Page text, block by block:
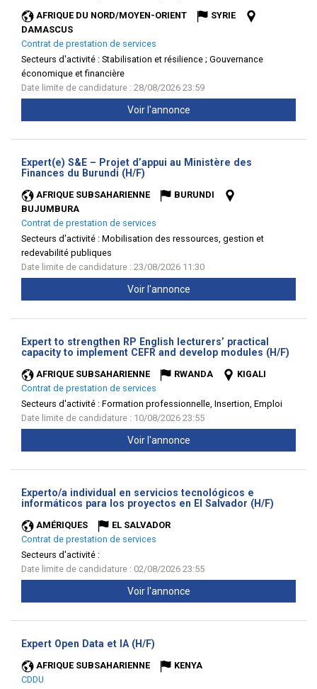
AFRIQUE DU NORD/MOYEN-ORIENT
SYRIE
DAMASCUS
Contrat de prestation de services
Secteurs d'activité : Stabilisation et résilience ; Gouvernance
économique et financière
Date limite de candidature : 28/08/2026 23:59
Voir l'annonce
Expert(e) S&E – Projet d’appui au Ministère des
Finances du Burundi (H/F)
AFRIQUE SUBSAHARIENNE
BURUNDI
BUJUMBURA
Contrat de prestation de services
Secteurs d'activité : Mobilisation des ressources, gestion et
redevabilité publiques
Date limite de candidature : 23/08/2026 11:30
Voir l'annonce
Expert to strengthen RP English lecturers’ practical
capacity to implement CEFR and develop modules (H/F)
AFRIQUE SUBSAHARIENNE RWANDA
KIGALI
Contrat de prestation de services
Secteurs d'activité : Formation professionnelle, Insertion, Emploi
Date limite de candidature : 10/08/2026 23:55
Voir l'annonce
Experto/a individual en servicios tecnológicos e
informáticos para los proyectos en El Salvador (H/F)
AMÉRIQUES
EL SALVADOR
Contrat de prestation de services
Secteurs d'activité :
Date limite de candidature : 02/08/2026 23:55
Voir l'annonce
Expert Open Data et IA (H/F)
AFRIQUE SUBSAHARIENNE
KENYA
CDDU